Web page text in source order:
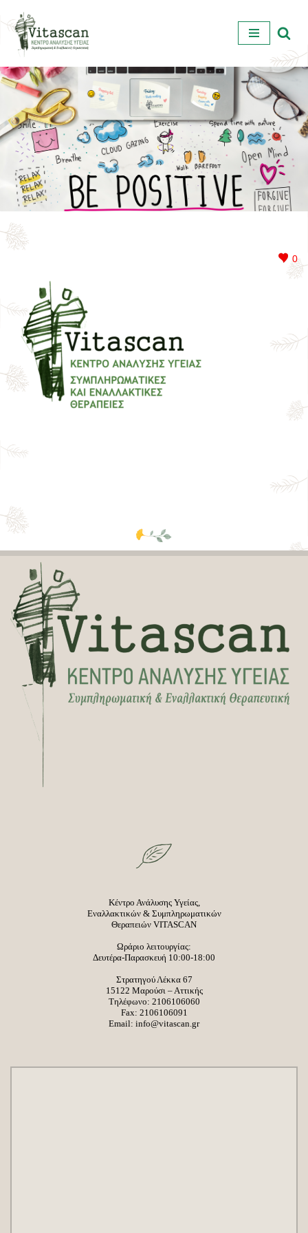
Μεταπηδήστε
στο
περιεχόμενο
0
Κέντρο Ανάλυσης Υγείας,
Εναλλακτικών & Συμπληρωματικών
Θεραπειών VITASCAN
Ωράριο λειτουργίας:
Δευτέρα-Παρασκευή 10:00-18:00
Στρατηγού Λέκκα 67
15122 Μαρούσι – Αττικής
Τηλέφωνο: 2106106060
Fax: 2106106091
Email: info@vitascan.gr